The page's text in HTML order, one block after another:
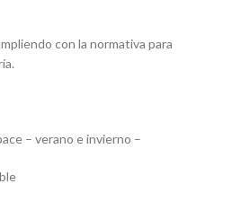
con la normativa para
– verano e invierno –